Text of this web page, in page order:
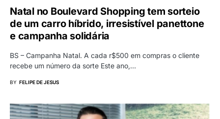
Natal no Boulevard Shopping tem sorteio
de um carro híbrido, irresistível panettone
e campanha solidária
BS – Campanha Natal. A cada r$500 em compras o cliente
recebe um número da sorte Este ano,…
BY FELIPE DE JESUS